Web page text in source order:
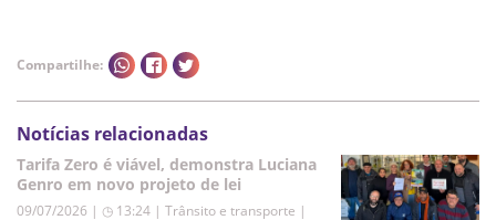
Compartilhe:
Notícias relacionadas
Tarifa Zero é viável, demonstra Luciana
Genro em novo projeto de lei
09/07/2026 | ◷ 13:24 | Trânsito e transporte |